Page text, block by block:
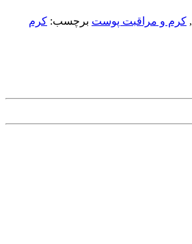
, کرم و مراقبت پوست برچسب: کرم